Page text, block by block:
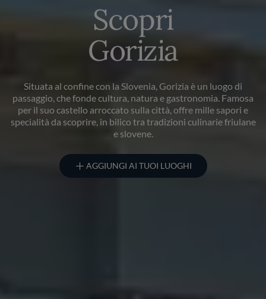
Scopri
Gorizia
Situata al confine con la Slovenia, Gorizia è un luogo di
passaggio, che fonde cultura, natura e gastronomia. Famosa
per il suo castello arroccato sulla città, offre mille sapori e
specialità da scoprire, in bilico tra tradizioni culinarie friulane
e slovene.
AGGIUNGI AI TUOI LUOGHI